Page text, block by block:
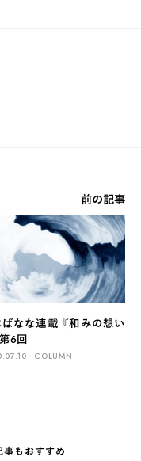
前の記事
なな連載 『和みの想い
6回
COLUMN
事もおすすめ